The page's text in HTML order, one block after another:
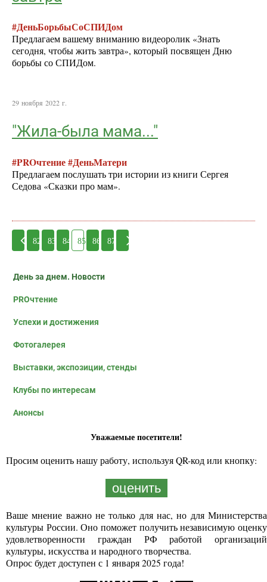
#ДеньБорьбыСоСПИДом
Предлагаем вашему вниманию видеоролик «Знать
сегодня, чтобы жить завтра», который посвящен Дню
борьбы со СПИДом.
29 ноября 2022 г.
"Жила-была мама..."
#PROчтение #ДеньМатери
Предлагаем послушать три истории из книги Сергея
Седова «Сказки про мам».
82 83 84 85 86 87
День за днем. Новости
PROчтение
Успехи и достижения
Фотогалерея
Выставки, экспозиции, стенды
Клубы по интересам
Анонсы
Уважаемые посетители!
Просим оценить нашу работу, используя QR-код или кнопку:
оценить
Ваше мнение важно не только для нас, но для Министерства
культуры России. Оно поможет получить независимую оценку
удовлетворенности граждан РФ работой организаций
культуры, искусства и народного творчества.
Опрос будет доступен с 1 января 2025 года!